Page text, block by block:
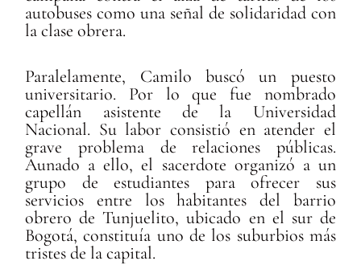
autobuses como una señal de solidaridad con
la clase obrera.
Paralelamente, Camilo buscó un puesto
universitario. Por lo que fue nombrado
capellán asistente de la Universidad
Nacional. Su labor consistió en atender el
grave problema de relaciones públicas.
Aunado a ello, el sacerdote organizó a un
grupo de estudiantes para ofrecer sus
servicios entre los habitantes del barrio
obrero de Tunjuelito, ubicado en el sur de
Bogotá, constituía uno de los suburbios más
tristes de la capital.